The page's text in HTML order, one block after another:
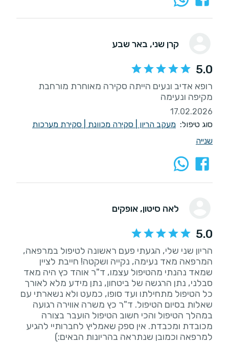
קרן שני, באר שבע
5.0
רופא אדיב ונעים הייתה סקירה מאוחרת מורחבת
מקיפה ונעימה
17.02.2026
סוג טיפול: מעקב הריון סקירה מכוונת
סקירת מערכות
שנייה
לאה סיטון, אופקים
5.0
הריון שני שלי, הגעתי פעם ראשונה לטיפול במרפאה,
המרפאה מאד נעימה, נקייה ושקטה! חייבת לציין
שמאד נהנתי מהטיפול עצמו, ד"ר אוהד כץ היה מאד
סבלני, נתן הרגשה של ביטחון, נתן מידע מלא לאורך
כל הטיפול מתחילתו ועד סופו, כמעט ולא נשארתי עם
שאלות בסיום הטיפול. ד"ר כץ משרה אווירה רגועה
במהלך הטיפול והכי חשוב הטיפול הועבר בצורה
מכובדת ומכבדת. אין ספק שאמליץ לחברותיי להגיע
למרפאה וכמובן שנתראה בהריונות הבאים:)